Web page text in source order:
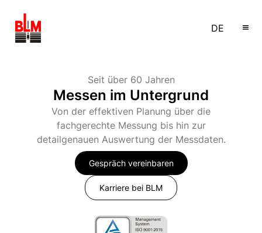
Seit über 60 Jahren
Messen im Untergrund
Von der effektiven Planung über die
fachgerechte Messung bis hin zur
detailgenauen Auswertung der Messdaten.
Gespräch vereinbaren
Karriere bei BLM